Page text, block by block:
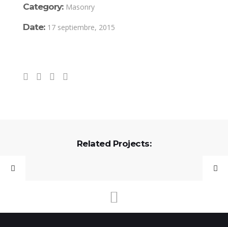
Category: Masonry
Date: 17 septiembre, 2015
Related Projects: